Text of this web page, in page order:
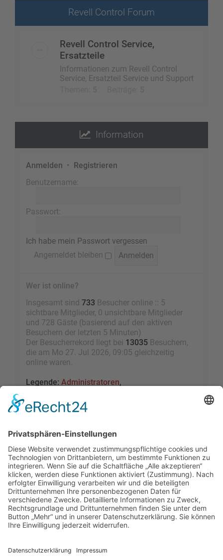
Revell Control Forum
Revell Control Service,
Ersatzteile
Informationen zum Revell Control
Service, Ersatzteil Service und Support
Information
Anmelden • Registrieren
Benutzername:
Passwort:
Ich habe mein Passwort vergessen
Angemeldet bleiben
Wer ist online?
Insgesamt sind 733 Besucher online :: 5
sichtbare Mitglieder, 0 unsichtbare Mitglieder
und 728 Gäste (basierend auf den aktiven
Besuchern der letzten 5 Minuten)
Der Besucherrekord liegt bei 13035 Besuchern,
die am Mo 27. Jul 2026, 09:05 gleichzeitig
online waren.
Legende: Administratoren,
Kürzlich registrierte Benutzer
Beiträge insgesamt
109473
• Themen insgesamt
9528• Mitglieder insgesamt2455• Unser
neuestes Mitglied:sky1005